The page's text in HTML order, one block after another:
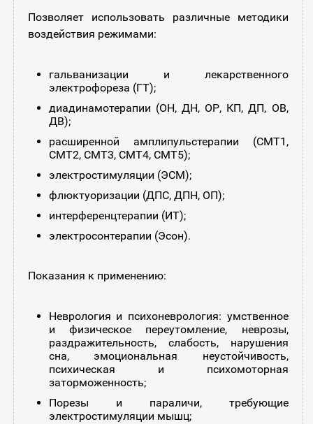
Позволяет использовать различные методики
воздействия режимами:
гальванизации и лекарственного
электрофореза (ГТ);
диадинамотерапии (ОН, ДН, ОР, КП, ДП, ОВ,
ДВ);
расширенной амплипульстерапии (СМТ1,
СМТ2, СМТ3, СМТ4, СМТ5);
электростимуляции (ЭСМ);
флюктуоризации (ДПС, ДПН, ОП);
интерференцтерапии (ИТ);
электросонтерапии (Эсон).
Показания к применению:
Неврология и психоневрология: умственное
и физическое переутомление, неврозы,
раздражительность, слабость, нарушения
сна, эмоциональная неустойчивость,
психическая и психомоторная
заторможенность;
Порезы и параличи, требующие
электростимуляции мышц;